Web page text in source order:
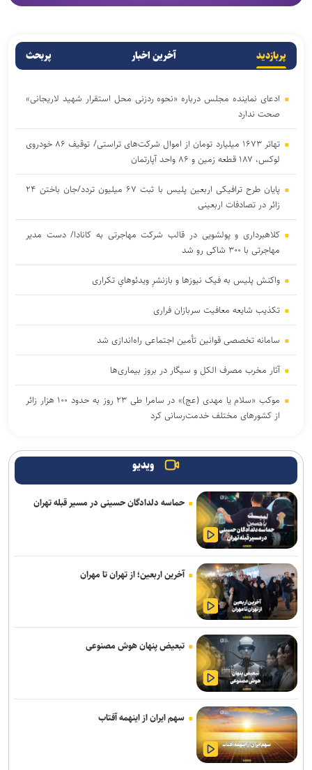
پربازدید آخرین اخبار پربحث
ادعای نماینده مجلس درباره «نحوه ردزنی محل استقرار شهید لاریجانی»
صحت ندارد
تهاتر ۱۶۷۳ میلیارد تومان از اموال شرکت‌های تراستی/ توقیف ۸۶ خودروی
لوکس، ۱۸۷ قطعه زمین و ۸۶ واحد آپارتمان
پایان طرح ترافیکی اربعین پلیس با ثبت ۶۷ میلیون تردد/جان باختن ۲۴
زائر در تصادفات اربعینی
کلاهبرداری و پولشویی در قالب شرکت مهاجرتی به کانادا/ دست مدیر
مهاجرتی با ۳۰۰ شاکی رو شد
واکنش پلیس به فیک نیوزها و بازنشرِ ویدئوهایِ تکراری
تکذیب شایعه معافیت سربازان فراری
سامانه تخصصی قوانین تأمین اجتماعی راه‌اندازی شد
آثار مخرب مصرف الکل و سیگار در بروز بیماری‌ها
موکب «سلام یا مهدی (عج)» در سامرا طی ۲۳ روز به حدود ۱۰۰ هزار زائر
از کشورهای مختلف خدمت‌رسانی کرد
شعله‌های آتش جان باختند
حادثه در دست بررسی است
امروز پنجشنبه نبض ترافیک پایتخت به آرامی می‌زند
هدف‌گذاری شده است
افزایش احتمال انتقال بیماری‌های مشترک بین انسان و حیوان با قاچاق
دام/ کنترل تب دنگی از مالاریا دشوارتر است
پایش شبانه روزی تهویه قطار‌ها و ایستگاه‌های مترو/ پیش‌بینی هوشمند
تهویه در قطار‌های جدید
رشد ۴۲ درصدی سازش در شورای حل اختلاف استان تهران
ترافیک سنگین در جاده چالوس/ جاده‌های شمالی بدون مداخلات جوی و
سایر محورها روان است
ویدیو
حماسه دلدادگان حسینی در مسیر قبله تهران
آخرین اربعین؛ از تهران تا مهران
تبعیض پنهان هوش مصنوعی
سهم ایران از اینهمه آفتاب